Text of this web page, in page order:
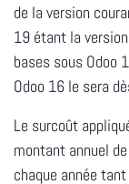
de la version
19 étant la
bases sous Odoo
Odoo 16 le sera
Le surcoût
montant annuel
chaque année